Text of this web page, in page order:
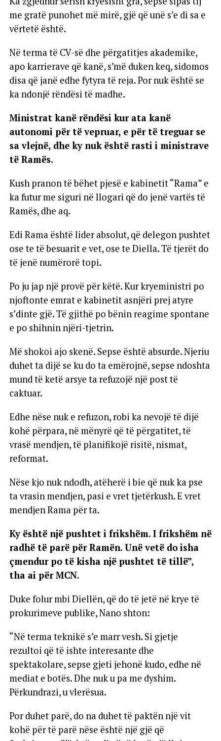
me gratë punohet më mirë, gjë që unë s’e di sa e
vërtetë është.
Në terma të CV-së dhe përgatitjes akademike,
apo karrierave që kanë, s’më duken keq, sidomos
disa që janë edhe fytyra të reja. Por nuk është se
ka ndonjë rëndësi të madhe.
Ministrat kanë rëndësi kur ata kanë
autonomi për të vepruar, e për të treguar se
sa vlejnë, dhe ky nuk është rasti i ministrave
të Ramës.
Kush pranon të bëhet pjesë e kabinetit “Rama” e
ka futur me siguri në llogari që do jenë vartës të
Ramës, dhe aq.
Edi Rama është lider absolut, që delegon pushtet
ose te të besuarit e vet, ose te Diella. Të tjerët do
të jenë numërorë topi.
Po ju jap një provë për këtë. Kur kryeministri po
njoftonte emrat e kabinetit asnjëri prej atyre
s’dinte gjë. Të gjithë po bënin reagime spontane
e po shihnin njëri-tjetrin.
Më shokoi ajo skenë. Sepse është absurde. Njeriu
duhet ta dijë se ku do ta emërojnë, sepse ndoshta
mund të ketë arsye ta refuzojë një post të
caktuar.
Edhe nëse nuk e refuzon, robi ka nevojë të dijë
kohë përpara, në mënyrë që të përgatitet, të
vrasë mendjen, të planifikojë risitë, nismat,
reformat.
Nëse kjo nuk ndodh, atëherë i bie që nuk ka pse
ta vrasin mendjen, pasi e vret tjetërkush. E vret
mendjen Rama për ta.
Ky është një pushtet i frikshëm. I frikshëm në
radhë të parë për Ramën. Unë vetë do isha
çmendur po të kisha një pushtet të tillë”,
tha ai për MCN.
Duke folur mbi Diellën, që do të jetë në krye të
prokurimeve publike, Nano shton:
“Në terma teknikë s’e marr vesh. Si gjetje
rezultoi që të ishte interesante dhe
spektakolare, sepse gjeti jehonë kudo, edhe në
mediat e botës. Dhe nuk u pa me dyshim.
Përkundrazi, u vlerësua.
Por duhet parë, do na duhet të paktën një vit
kohë për të parë nëse është një gjë që